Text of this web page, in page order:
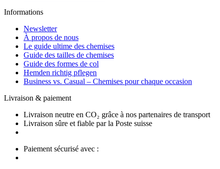
Informations
Newsletter
À propos de nous
Le guide ultime des chemises
Guide des tailles de chemises
Guide des formes de col
Hemden richtig pflegen
Business vs. Casual – Chemises pour chaque occasion
Livraison & paiement
Livraison neutre en CO₂ grâce à nos partenaires de transport
Livraison sûre et fiable par la Poste suisse
Paiement sécurisé avec :